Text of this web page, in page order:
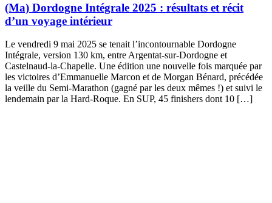
(Ma) Dordogne Intégrale 2025 : résultats et récit
d’un voyage intérieur
Le vendredi 9 mai 2025 se tenait l’incontournable Dordogne
Intégrale, version 130 km, entre Argentat-sur-Dordogne et
Castelnaud-la-Chapelle. Une édition une nouvelle fois marquée par
les victoires d’Emmanuelle Marcon et de Morgan Bénard, précédée
la veille du Semi-Marathon (gagné par les deux mêmes !) et suivi le
lendemain par la Hard-Roque. En SUP, 45 finishers dont 10 […]